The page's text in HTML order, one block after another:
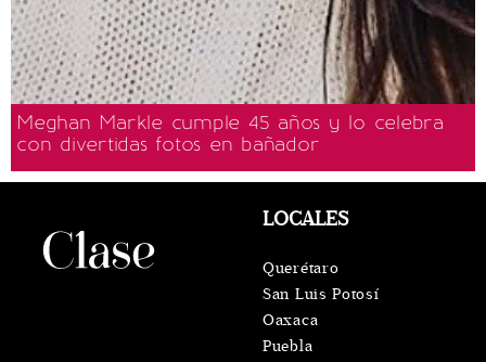
Meghan Markle cumple 45 años y lo celebra
con divertidas fotos en bañador
LOCALES
Querétaro
San Luis Potosí
Oaxaca
Puebla